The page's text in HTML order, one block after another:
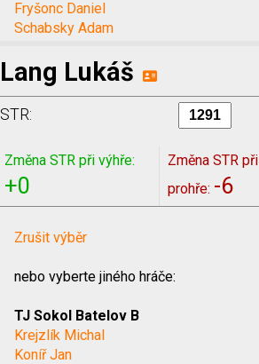
Fryšonc Daniel
Schabsky Adam
Lang Lukáš
STR:
Změna STR při výhře:
+0
Změna STR při
prohře: -6
Zrušit výběr
nebo vyberte jiného hráče:
TJ Sokol Batelov B
Krejzlík Michal
Koníř Jan